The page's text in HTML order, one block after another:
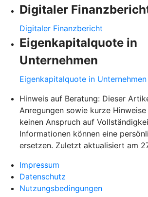
Digitaler
Digitaler Finanzbericht
Eigenkapitalquote in
Unternehmen
Eigenkapitalquote in Unternehmen
Hinweis auf Beratung: Dieser
Anregungen sowie kurze
keinen Anspruch auf
Informationen können eine
ersetzen. Zuletzt aktualisiert am
Impressum
Datenschutz
Nutzungsbedingungen